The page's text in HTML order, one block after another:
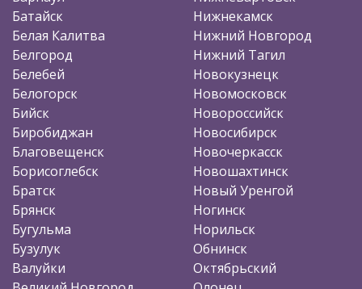
Батайск
Белая Калитва
Белгород
Белебей
Белогорск
Бийск
Биробиджан
Благовещенск
Борисоглебск
Братск
Брянск
Бугульма
Бузулук
Валуйки
Нижнекамск
Нижний Новгород
Нижний Тагил
Новокузнецк
Новомосковск
Новороссийск
Новосибирск
Новочеркасск
Новошахтинск
Новый Уренгой
Ногинск
Норильск
Обнинск
Октябрьский